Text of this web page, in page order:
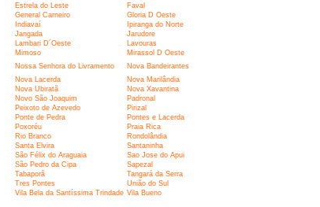
Estrela do Leste
Faval
General Carneiro
Gloria D Oeste
Indiavaí
Ipiranga do Norte
Jangada
Jarudore
Lambari D´Oeste
Lavouras
Mimoso
Mirassol D Oeste
Nossa Senhora do Livramento
Nova Bandeirantes
Nova Lacerda
Nova Marilândia
Nova Ubiratã
Nova Xavantina
Novo São Joaquim
Padronal
Peixoto de Azevedo
Pirizal
Ponte de Pedra
Pontes e Lacerda
Poxoréu
Praia Rica
Rio Branco
Rondolândia
Santa Elvira
Santaninha
São Félix do Araguaia
Sao Jose do Apui
São Pedro da Cipa
Sapezal
Tabaporã
Tangará da Serra
Tres Pontes
União do Sul
Vila Bela da Santíssima Trindade Vila Bueno